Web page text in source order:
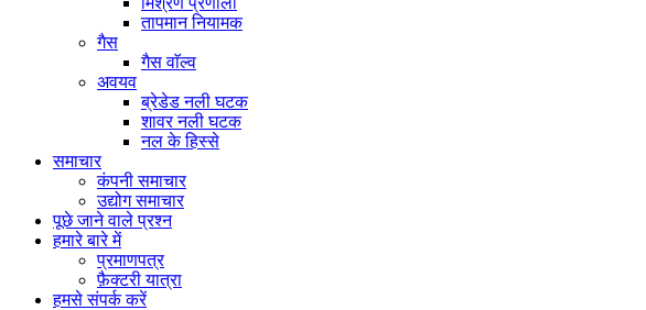
तापमान नियामक
गैस
गैस वाॅल्व
अवयव
ब्रेडेड नली घटक
शावर नली घटक
नल के हिस्से
समाचार
कंपनी समाचार
उद्योग समाचार
पूछे जाने वाले प्रश्न
हमारे बारे में
प्रमाणपत्र
फ़ैक्टरी यात्रा
हमसे संपर्क करें